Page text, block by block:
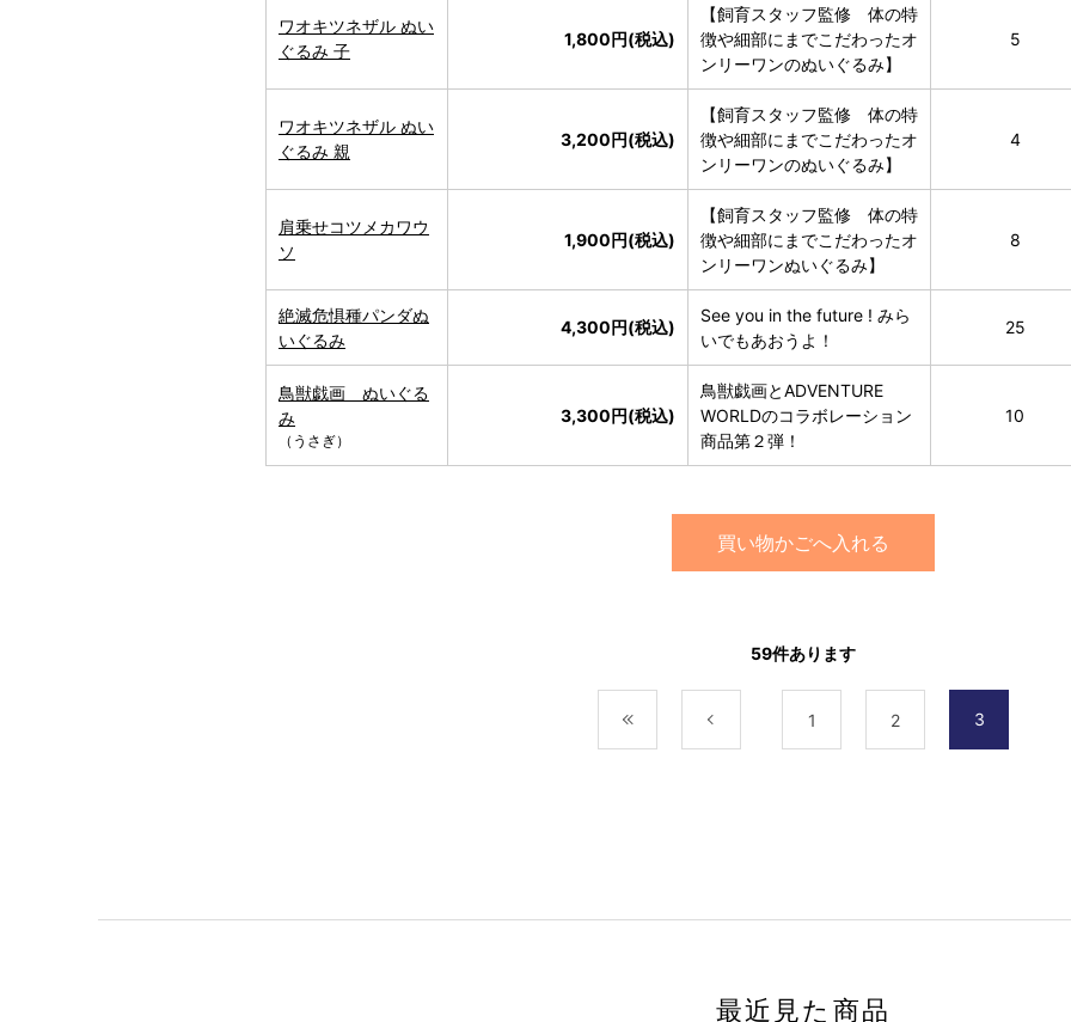
ワオキツネザル ぬい
ぐるみ 子
1,800円(税込)
【飼育スタッフ監修 体の特
徴や細部にまでこだわったオ
ンリーワンのぬいぐるみ】
5
ワオキツネザル ぬい
ぐるみ 親
3,200円(税込)
【飼育スタッフ監修 体の特
徴や細部にまでこだわったオ
ンリーワンのぬいぐるみ】
4
肩乗せコツメカワウ
ソ
1,900円(税込)
【飼育スタッフ監修 体の特
徴や細部にまでこだわったオ
ンリーワンぬいぐるみ】
8
絶滅危惧種パンダぬ
いぐるみ
4,300円(税込)
See you in the future ! みら
いでもあおうよ！
25
鳥獣戯画 ぬいぐる
み
（うさぎ）
3,300円(税込)
鳥獣戯画とADVENTURE
WORLDのコラボレーション
商品第２弾！
10
買い物かごへ入れる
59件あります
1 2 3
最近見た商品